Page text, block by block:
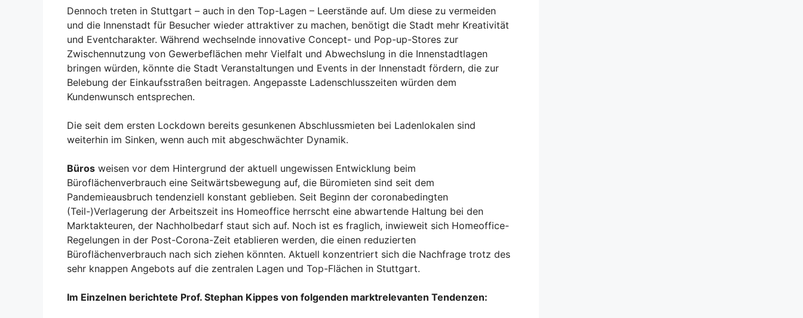
Dennoch treten in Stuttgart – auch in den Top-Lagen – Leerstände auf. Um diese zu vermeiden
und die Innenstadt für Besucher wieder attraktiver zu machen, benötigt die Stadt mehr Kreativität
und Eventcharakter. Während wechselnde innovative Concept- und Pop-up-Stores zur
Zwischennutzung von Gewerbeflächen mehr Vielfalt und Abwechslung in die Innenstadtlagen
bringen würden, könnte die Stadt Veranstaltungen und Events in der Innenstadt fördern, die zur
Belebung der Einkaufsstraßen beitragen. Angepasste Ladenschlusszeiten würden dem
Kundenwunsch entsprechen.
Die seit dem ersten Lockdown bereits gesunkenen Abschlussmieten bei Ladenlokalen sind
weiterhin im Sinken, wenn auch mit abgeschwächter Dynamik.
Büros weisen vor dem Hintergrund der aktuell ungewissen Entwicklung beim
Büroflächenverbrauch eine Seitwärtsbewegung auf, die Büromieten sind seit dem
Pandemieausbruch tendenziell konstant geblieben. Seit Beginn der coronabedingten
(Teil-)Verlagerung der Arbeitszeit ins Homeoffice herrscht eine abwartende Haltung bei den
Marktakteuren, der Nachholbedarf staut sich auf. Noch ist es fraglich, inwieweit sich Homeoffice-
Regelungen in der Post-Corona-Zeit etablieren werden, die einen reduzierten
Büroflächenverbrauch nach sich ziehen könnten. Aktuell konzentriert sich die Nachfrage trotz des
sehr knappen Angebots auf die zentralen Lagen und Top-Flächen in Stuttgart.
Im Einzelnen berichtete Prof. Stephan Kippes von folgenden marktrelevanten Tendenzen: